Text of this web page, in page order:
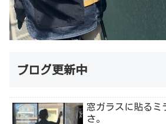
ブログ更新中
窓ガラスに貼るミ
さ。